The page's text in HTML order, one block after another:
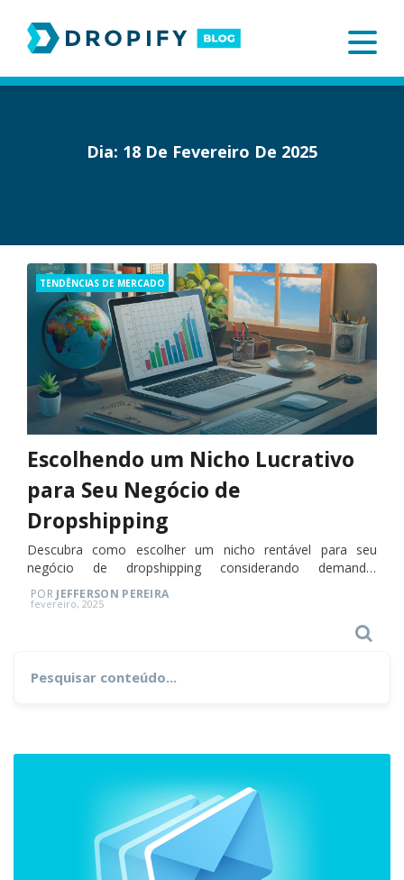
content
Dia: 18 De Fevereiro De 2025
Categories
TENDÊNCIAS DE MERCADO
Escolhendo um Nicho Lucrativo
para Seu Negócio de
Dropshipping
Descubra como escolher um nicho rentável para seu
negócio de dropshipping considerando demanda,
concorrência e margem de lucro.
PORJEFFERSON PEREIRA
Posted
fevereiro, 2025
Search